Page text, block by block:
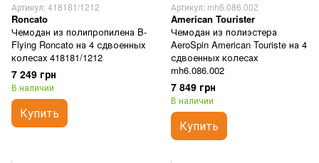
Артикул: 418181/1212
Roncato
Чемодан из полипропилена B-
Flying Roncato на 4 сдвоенных
колесах 418181/1212
7 249 грн
В наличии
Купить
Артикул: mh6.086.002
American Tourister
Чемодан из полиэстера
AeroSpin American Touriste на 4
сдвоенных колесах
mh6.086.002
7 849 грн
В наличии
Купить